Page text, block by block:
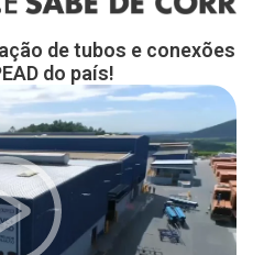
de tubos e conexões
do país!